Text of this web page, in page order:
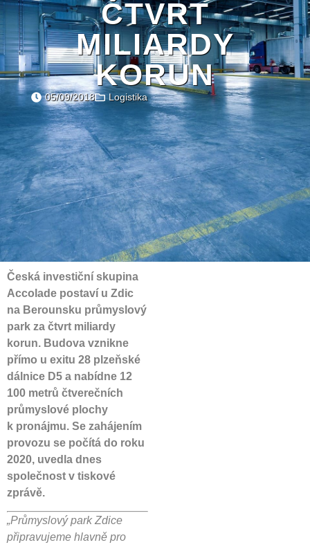
ČTVRT
MILIARDY
KORUN
05/09/2018 Logistika
Česká investiční skupina
Accolade postaví u Zdic
na Berounsku průmyslový
park za čtvrt miliardy
korun. Budova vznikne
přímo u exitu 28 plzeňské
dálnice D5 a nabídne 12
100 metrů čtverečních
průmyslové plochy
k pronájmu. Se zahájením
provozu se počítá do roku
2020, uvedla dnes
společnost v tiskové
zprávě.
„Průmyslový park Zdice
připravujeme hlavně pro